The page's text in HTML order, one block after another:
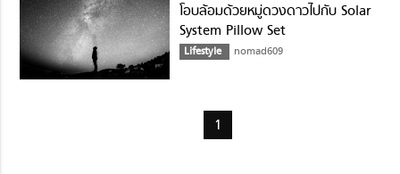
โอบล้อมด้วยหมู่ดวงดาวไปกับ Solar
System Pillow Set
Lifestyle nomad609
1